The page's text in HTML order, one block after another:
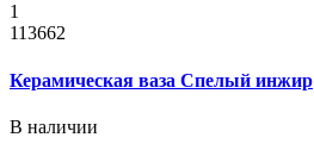
1
113662
Керамическая ваза Спелый инжир
В наличии